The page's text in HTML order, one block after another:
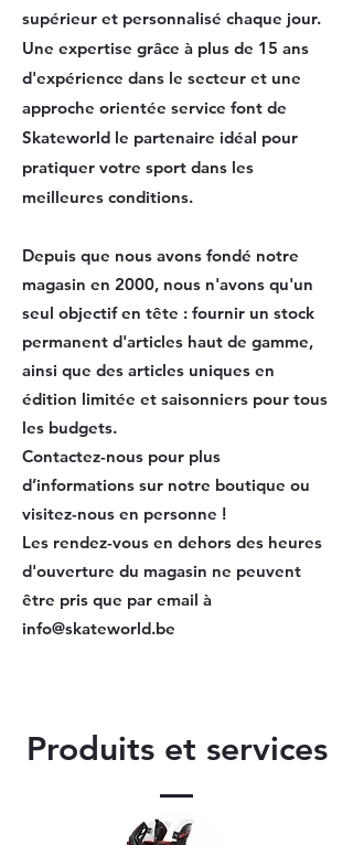
supérieur et personnalisé chaque jour.
Une expertise grâce à plus de 15 ans
d'expérience dans le secteur et une
approche orientée service font de
Skateworld le partenaire idéal pour
pratiquer votre sport dans les
meilleures conditions.
Depuis que nous avons fondé notre
magasin en 2000, nous n'avons qu'un
seul objectif en tête : fournir un stock
permanent d'articles haut de gamme,
ainsi que des articles uniques en
édition limitée et saisonniers pour tous
les budgets.
Contactez-nous pour plus
d’informations sur notre boutique ou
visitez-nous en personne !
Les rendez-vous en dehors des heures
d'ouverture du magasin ne peuvent
être pris que par email à
info@skateworld.be
Produits et services